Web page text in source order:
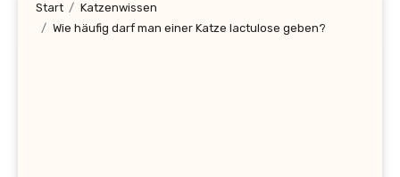
Start
Katzenwissen
Wie häufig darf man einer Katze lactulose geben?